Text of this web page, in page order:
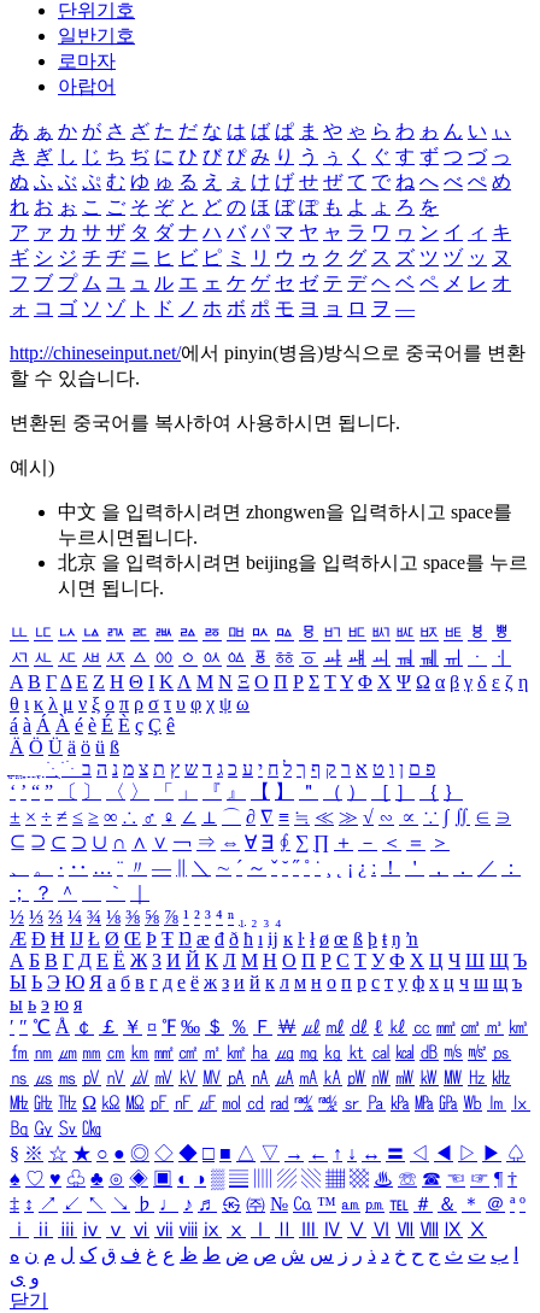
단위기호
일반기호
로마자
아랍어
あ ぁ か が さ ざ た だ な は ば ぱ ま や ゃ ら わ ゎ ん い ぃ
き ぎ し じ ち ぢ に ひ び ぴ み り う ぅ く ぐ す ず つ づ っ
ぬ ふ ぶ ぷ む ゆ ゅ る え ぇ け げ せ ぜ て で ね へ べ ぺ め
れ お ぉ こ ご そ ぞ と ど の ほ ぼ ぽ も よ ょ ろ を
ア ァ カ サ ザ タ ダ ナ ハ バ パ マ ヤ ャ ラ ワ ヮ ン イ ィ キ
ギ シ ジ チ ヂ ニ ヒ ビ ピ ミ リ ウ ゥ ク グ ス ズ ツ ヅ ッ ヌ
フ ブ プ ム ユ ュ ル エ ェ ケ ゲ セ ゼ テ デ ヘ ベ ペ メ レ オ
ォ コ ゴ ソ ゾ ト ド ノ ホ ボ ポ モ ヨ ョ ロ ヲ ―
http://chineseinput.net/에서 pinyin(병음)방식으로 중국어를 변환
할 수 있습니다.
변환된 중국어를 복사하여 사용하시면 됩니다.
예시)
中文 을 입력하시려면 zhongwen을 입력하시고 space를
누르시면됩니다.
北京 을 입력하시려면 beijing을 입력하시고 space를 누르
시면 됩니다.
ㅥ ㅦ ㅧ ㅨ ㅩ ㅪ ㅫ ㅬ ㅭ ㅮ ㅯ ㅰ ㅱ ㅲ ㅳ ㅴ ㅵ ㅶ ㅷ ㅸ
ㅹ
ㅺ ㅻ ㅼ ㅽ ㅾ ㅿ ㆀ ㆁ ㆂ ㆃ ㆄ ㆅ ㆆ ㆇ ㆈ ㆉ ㆊ ㆋ ㆌ ㆍ
ㆎ
Α Β ΓΔ Ε Ζ Η Θ Ι ΚΛ Μ Ν Ξ Ο Π Ρ Σ ΤΥ Φ Χ Ψ Ω α β γ δ ε ζ η
θ ι κ λ μ ν ξ ο π ρ σ τ υ φ χ ψ ω
á à Á À é è É È ç Ç ê
Ä Ö Ü ä ö ü ß
ִֶֹ ֻּ ׁׂ פ ם ן ו ט א ר ק ף ך ל ח י ע כ ג ד ש ץ ת צ מ נ ה ב
‘ ’ “ ” 〔 〕 〈 〉 「 」 『 』 【 】 ＂ （ ） ［ ］ ｛ ｝
± × ÷ ≠ ≤ ≥ ∞ ∴ ♂ ♀ ∠ ⊥ ⌒ ∂ ∇ ≡ ≒ ≪ ≫ √ ∽ ∝ ∵ ∫ ∬ ∈ ∋
⊆ ⊇ ⊂ ⊃ ∪ ∩ ∧ ∨ ￢ ⇒ ⇔ ∀ ∃ ∮ ∑ ∏ ＋ － ＜ ＝
＞
、
。 · ‥ … ¨ 〃 ― ＼ ∼ ´ ～ ˇ ˘ ˝ ˚ ˙ ¸ ¡ ¿ ː ！ ＇ ， ． ／
：
；
？ ＾ ｀
½ ⅓ ⅔ ¼ ¾ ⅛ ⅜ ⅝ ⅞ ¹ ² ³ ⁴ ⁿ ₁ ₂ ₃ ₄
Æ Ð Ħ Ĳ Ł Ø Œ Þ Ŧ Ŋ æ đ ð ħ ı ĳ ĸ ŀ ł ø œ ß þ ŧ ŋ ŉ
А Б В Г Д Е Ё Ж З И Й К Л М Н О П Р С Т У Ф Х Ц Ч Ш Щ Ъ
Ы Ь Э Ю Я а б в г д е ё ж з и й к л м н о п р с т у ф х ц ч ш щ ъ
ы ь э ю я
′ ″ ℃ Å ￠ ￡ ￥ ¤ ℉ ‰ ＄ ％ Ｆ ￦ ㎕ ㎖ ㎗ ℓ ㎘ ㏄ ㎣ ㎤ ㎥ ㎦
㎙ ㎚ ㎛ ㎜ ㎝ ㎞ ㎟ ㎠ ㎡ ㎢ ㏊ ㎍ ㎎ ㎏ ㏏ ㎈ ㎉ ㏈ ㎧ ㎨ ㎰
㎱ ㎲ ㎳ ㎴ ㎵ ㎶ ㎷ ㎸ ㎹ ㎀ ㎁ ㎂ ㎃ ㎄ ㎺ ㎻ ㎽ ㎾ ㎿ ㎐ ㎑
㎒ ㎓ ㎔ Ω ㏀ ㏁ ㎊ ㎋ ㎌ ㏖ ㏅ ㎭ ㎮ ㎯ ㏛ ㎩ ㎪ ㎫ ㎬ ㏝ ㏐
㏓
㏃ ㏉ ㏜ ㏆
§ ※ ☆ ★ ○ ● ◎ ◇ ◆ □ ■ △ ▽ → ← ↑ ↓ ↔ 〓 ◁ ◀ ▷ ▶ ♤
♠ ♡ ♥ ♧ ♣ ⊙ ◈ ▣ ◐ ◑ ▒ ▤ ▨ ▧ ▦ ▩ ♨ ☏ ☎ ☜ ☞ ¶ †
‡ ↕ ↗ ↙ ↖ ↘ ♭ ♩ ♪ ♬ ㉿ ㈜ № ㏇ ™ ㏂ ㏘ ℡ ＃ ＆ ＊ ＠ ª º
ⅰ
ⅱ ⅲ ⅳ ⅴ ⅵ ⅶ ⅷ ⅸ ⅹ Ⅳ Ⅴ Ⅵ Ⅶ Ⅷ Ⅸ Ⅹ
ب ت ث ج ح خ د ذ ر ز س ش ص ض ط ظ ع غ ف ق ک ل م ن ه
و ی
닫기